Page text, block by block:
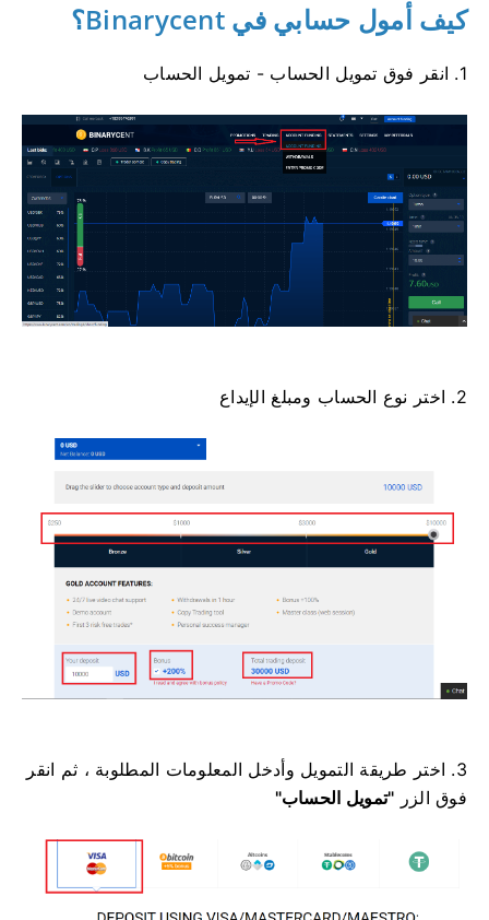
كيف أمول حسابي في Binarycent؟
1. انقر فوق تمويل الحساب - تمويل الحساب
2. اختر نوع الحساب ومبلغ الإيداع
3. اختر طريقة التمويل وأدخل المعلومات المطلوبة ، ثم انقر
فوق الزر "تمويل الحساب"